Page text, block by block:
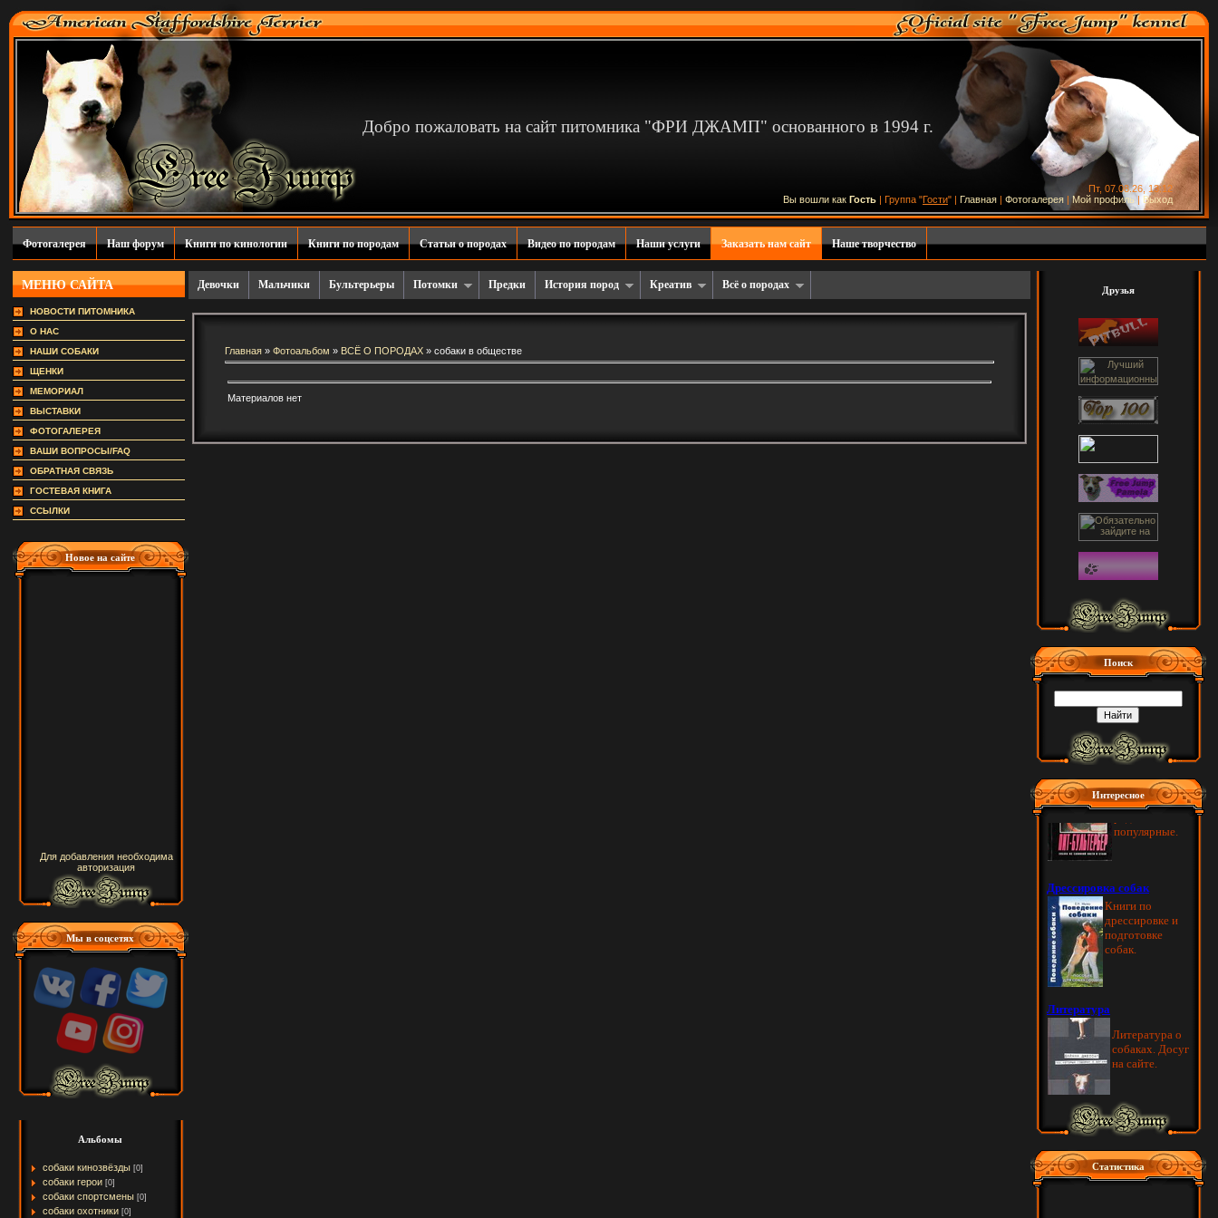
Добро пожаловать на сайт питомника "ФРИ ДЖАМП" основанного в 1994 г.
Пт, 07.08.26, 13:12
Вы вошли как Гость | Группа "Гости" | Главная | Фотогалерея | Мой профиль| Выход
Фотогалерея Наш форум Книги по кинологии Книги по породам Статьи о породах Видео по породам Наши услуги Заказать нам сайт Наше творчество
МЕНЮ САЙТА
НОВОСТИ ПИТОМНИКА
О НАС
НАШИ СОБАКИ
ЩЕНКИ
МЕМОРИАЛ
ВЫСТАВКИ
ФОТОГАЛЕРЕЯ
ВАШИ ВОПРОСЫ/FAQ
ОБРАТНАЯ СВЯЗЬ
ГОСТЕВАЯ КНИГА
ССЫЛКИ
Новое на сайте
Для добавления необходима
авторизация
Мы в соцсетях
Альбомы
собаки кинозвёзды [0]
собаки герои [0]
собаки спортсмены [0]
собаки охотники [0]
Девочки Мальчики Бультерьеры Потомки Предки История пород Креатив Всё о породах
Главная» Фотоальбом » ВСЁ О ПОРОДАХ» собаки в обществе
Материалов нет
Друзья
Поиск
Интересное
Статистика